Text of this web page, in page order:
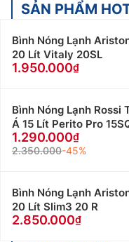
SẢN PHẨM
Bình Nóng Lạnh
20 Lít Vitaly 20SL
1.950.000
Bình Nóng Lạnh Rossi
Á 15 Lít Perito Pro
1.290.000
2.350.000-45%
Bình Nóng Lạnh
20 Lít Slim3 20 R
2.850.000